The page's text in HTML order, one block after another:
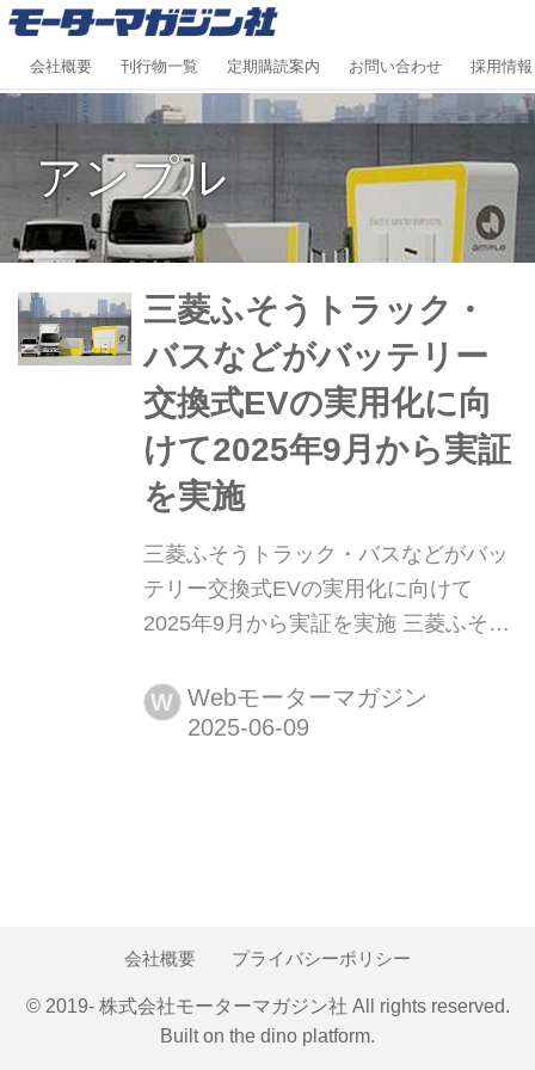
会社概要 刊行物一覧 定期購読案内 お問い合わせ 採用情報
アンプル
三菱ふそうトラック・
バスなどがバッテリー
交換式EVの実用化に向
けて2025年9月から実証
を実施
三菱ふそうトラック・バスなどがバッ
テリー交換式EVの実用化に向けて
2025年9月から実証を実施 三菱ふそう
三菱自動車工業(以下、三菱)、アンプ
ル(Ample)、ヤマト運輸の4社は、バッ
W Webモーターマガジン
会社概要 プライバシーポリシー
© 2019- 株式会社モーターマガジン社 All rights reserved.
Built on the dino platform.